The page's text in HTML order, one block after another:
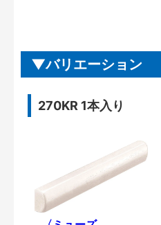
バリエーション
270KR 1本入り